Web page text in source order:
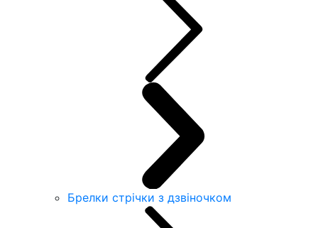
Брелки стрічки з дзвіночком